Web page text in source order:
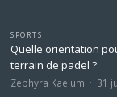
SPORTS
Quelle orientation
terrain de padel ?
Zephyra Kaelum 31